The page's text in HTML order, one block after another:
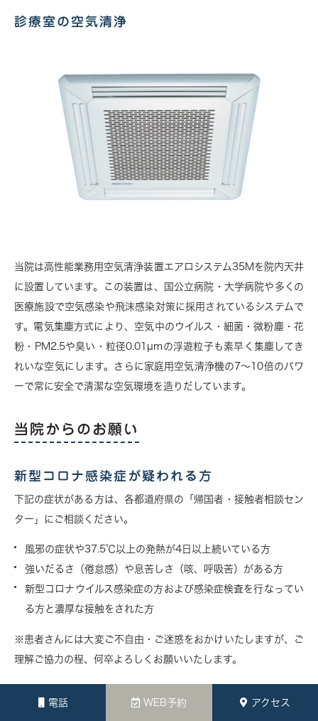
電話 WEB予約 アクセス
診療室の空気清浄
当院は高性能業務用空気清浄装置エアロシステム35Mを院内天井
に設置しています。この装置は、国公立病院・大学病院や多くの
医療施設で空気感染や飛沫感染対策に採用されているシステムで
す。電気集塵方式により、空気中のウイルス・細菌・微粉塵・花
粉・PM2.5や臭い・粒径0.01µmの浮遊粒子も素早く集塵してき
れいな空気にします。さらに家庭用空気清浄機の7～10倍のパワ
ーで常に安全で清潔な空気環境を造りだしています。
当院からのお願い
新型コロナ感染症が疑われる方
下記の症状がある方は、各都道府県の「帰国者・接触者相談セン
ター」にご相談ください。
風邪の症状や37.5℃以上の発熱が4日以上続いている方
強いだるさ（倦怠感）や息苦しさ（咳、呼吸苦）がある方
新型コロナウイルス感染症の方および感染症検査を行なってい
る方と濃厚な接触をされた方
※患者さんには大変ご不自由・ご迷惑をおかけいたしますが、ご
理解ご協力の程、何卒よろしくお願いいたします。
ご来院される全ての方へ 感染症対策のお願